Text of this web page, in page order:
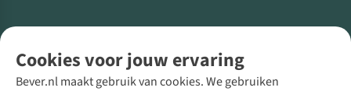
Cookies voor jouw ervaring
Bever.nl maakt gebruik van cookies. We gebruiken